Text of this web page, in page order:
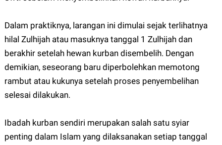
Dalam praktiknya, larangan ini dimulai sejak terlihatnya
hilal Zulhijah atau masuknya tanggal 1 Zulhijah dan
berakhir setelah hewan kurban disembelih. Dengan
demikian, seseorang baru diperbolehkan memotong
rambut atau kukunya setelah proses penyembelihan
selesai dilakukan.
Ibadah kurban sendiri merupakan salah satu syiar
penting dalam Islam yang dilaksanakan setiap tanggal